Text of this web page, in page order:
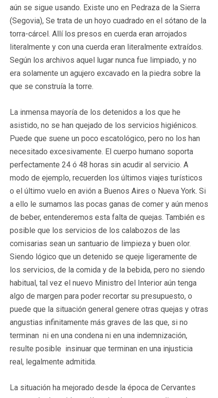
aún se sigue usando. Existe uno en Pedraza de la Sierra
(Segovia), Se trata de un hoyo cuadrado en el sótano de la
torra-cárcel. Allí los presos en cuerda eran arrojados
literalmente y con una cuerda eran literalmente extraídos.
Según los archivos aquel lugar nunca fue limpiado, y no
era solamente un agujero excavado en la piedra sobre la
que se construía la torre.
La inmensa mayoría de los detenidos a los que he
asistido, no se han quejado de los servicios higiénicos.
Puede que suene un poco escatológico, pero no los han
necesitado excesivamente. El cuerpo humano soporta
perfectamente 24 ó 48 horas sin acudir al servicio. A
modo de ejemplo, recuerden los últimos viajes turísticos
o el último vuelo en avión a Buenos Aires o Nueva York. Si
a ello le sumamos las pocas ganas de comer y aún menos
de beber, entenderemos esta falta de quejas. También es
posible que los servicios de los calabozos de las
comisarias sean un santuario de limpieza y buen olor.
Siendo lógico que un detenido se queje ligeramente de
los servicios, de la comida y de la bebida, pero no siendo
habitual, tal vez el nuevo Ministro del Interior aún tenga
algo de margen para poder recortar su presupuesto, o
puede que la situación general genere otras quejas y otras
angustias infinitamente más graves de las que, si no
terminan ni en una condena ni en una indemnización,
resulte posible insinuar que terminan en una injusticia
real, legalmente admitida.
La situación ha mejorado desde la época de Cervantes